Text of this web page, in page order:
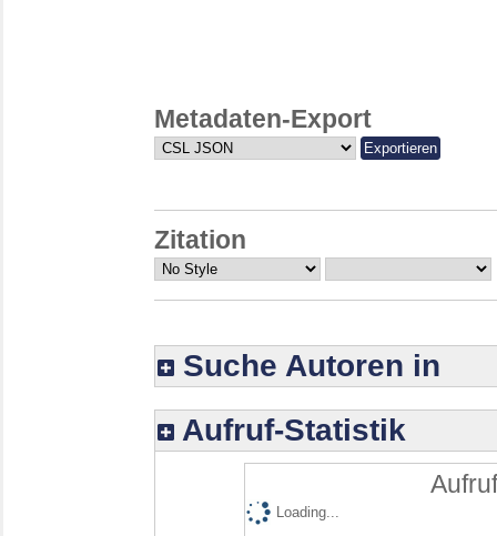
Metadaten-Export
Zitation
Suche Autoren in
Aufruf-Statistik
Loading...